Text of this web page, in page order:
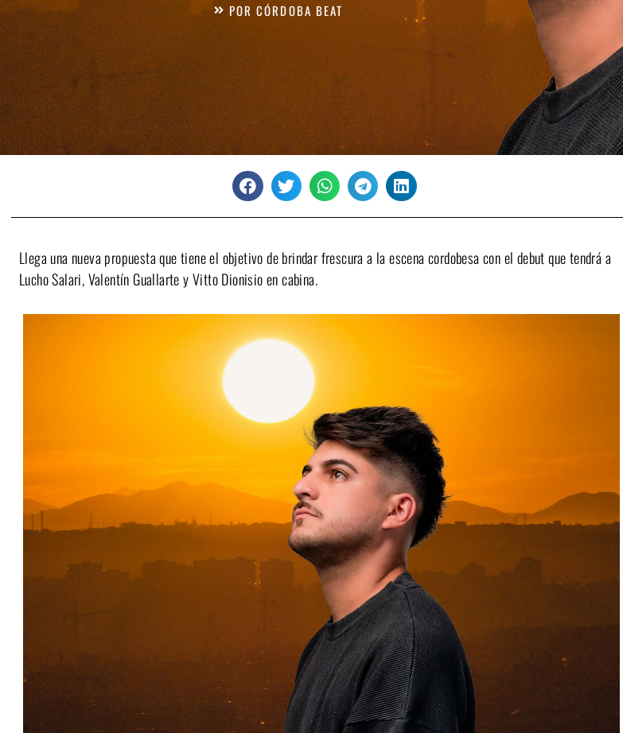
POR CÓRDOBA BEAT
Llega una nueva propuesta que tiene el objetivo de brindar frescura a la escena cordobesa con el debut que tendrá a
Lucho Salari, Valentín Guallarte y Vitto Dionisio en cabina.